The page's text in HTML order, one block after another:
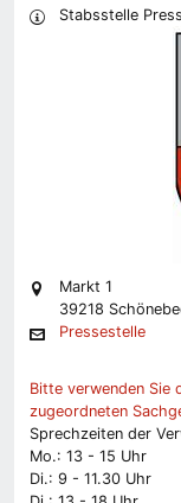
Stabsstelle
Markt 1
39218
Pressestelle
Bitte verwenden Sie
zugeordneten
Sprechzeiten der
Mo.: 13 - 15 Uhr
Di.: 9 - 11.30 Uhr